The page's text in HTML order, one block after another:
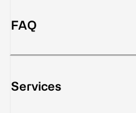
FAQ
Services